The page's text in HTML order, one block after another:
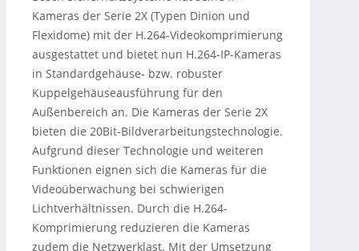
Kameras der Serie 2X (Typen Dinion und
Flexidome) mit der H.264-Videokomprimierung
ausgestattet und bietet nun H.264-IP-Kameras
in Standardgehäuse- bzw. robuster
Kuppelgehäuseausführung für den
Außenbereich an. Die Kameras der Serie 2X
bieten die 20Bit-Bildverarbeitungstechnologie.
Aufgrund dieser Technologie und weiteren
Funktionen eignen sich die Kameras für die
Videoüberwachung bei schwierigen
Lichtverhältnissen. Durch die H.264-
Komprimierung reduzieren die Kameras
zudem die Netzwerklast. Mit der Umsetzung